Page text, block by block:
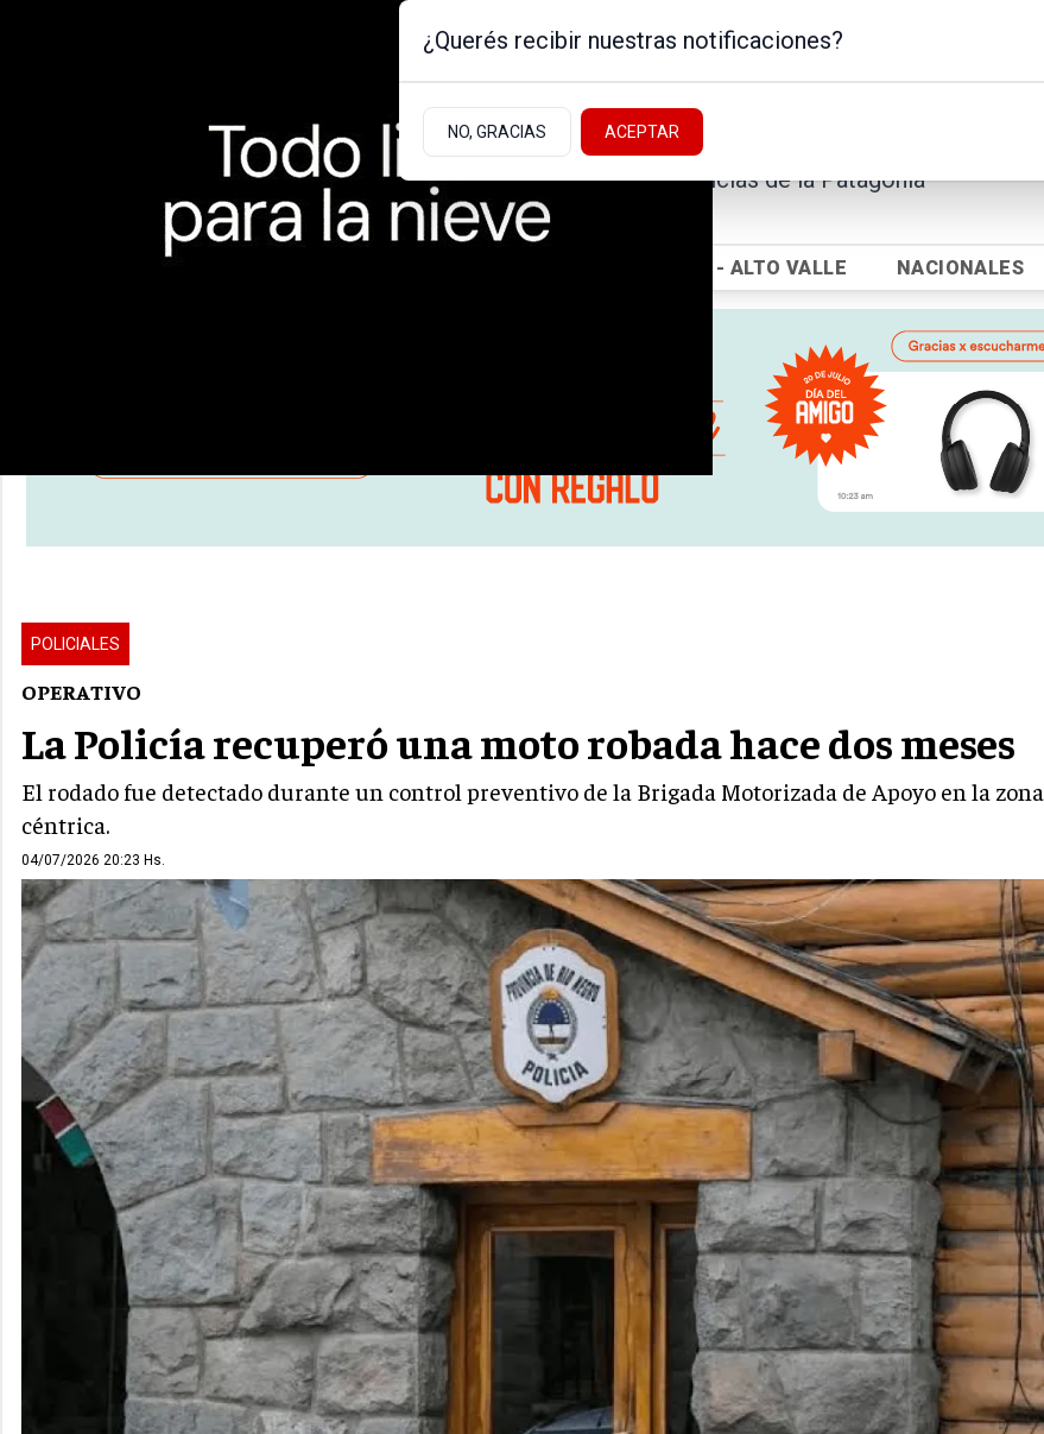
de 2026
Noticias de la Patagonia
NEUQUÉN - ALTO VALLE NACIONALES
POLICIALES
OPERATIVO
La Policía recuperó una moto robada hace dos meses
El rodado fue detectado durante un control preventivo de la Brigada Motorizada de Apoyo en la zona
céntrica.
04/07/2026 20:23 Hs.
¿Querés recibir nuestras notificaciones?
NO, GRACIAS ACEPTAR